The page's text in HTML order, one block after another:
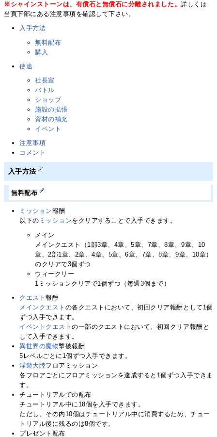
※シャインストーンは、有償石と無償石に分離されました。詳しくは
当頁下部にある注意事項を確認して下さい。
入手方法
無料配布
購入
使途
社長室
バトル
ショップ
施設の拡張
資材の補充
イベント
注意事項
コメント
入手方法
無料配布
ミッション報酬
以下の ミッションをクリアすることで入手できます。
メイン
メインクエスト（1部3章、4章、5章、7章、8章、9章、10
章、2部1章、2章、4章、5章、6章、7章、8章、9章、10章）
のクリアで3個ずつ
ウィークリー
1ミッションクリアで1個ずつ（毎週3個まで）
クエスト報酬
メインクエスト の各クエストにおいて、初回クリア報酬として1個
ずつ入手できます。
イベントクエストの一部のクエストにおいて、初回クリア報酬と
して入手できます。
異世界の魔物撃破報酬
5レベルごとに1個ずつ入手できます。
浮遊大陸フロアミッション
各フロアごとにフロアミッションを達成すると1個ずつ入手できま
す。
チュートリアルでの配布
チュートリアル中に18個を入手できます。
ただし、その内10個はチュートリアル中に消費するため、チュー
トリアル後に残るのは8個です。
プレゼント配布